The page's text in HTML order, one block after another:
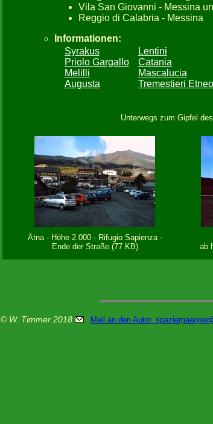
Vila San Giovanni - Messina
Reggio di Calabria - Messina
Informationen:
Syrakus
Priolo Gargallo
Melilli
Augusta
Lentini
Catania
Mascalucia
Tremestieri Etneo
Unterwegs zum Gipfel
Ätna - Höhe 2.000 - Rifugio Sapienza -
Ende der Straße (77 KB)
ab
© W. Timmer 2018 Mail an den Autor,